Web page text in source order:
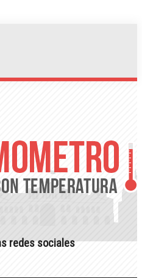
redes sociales